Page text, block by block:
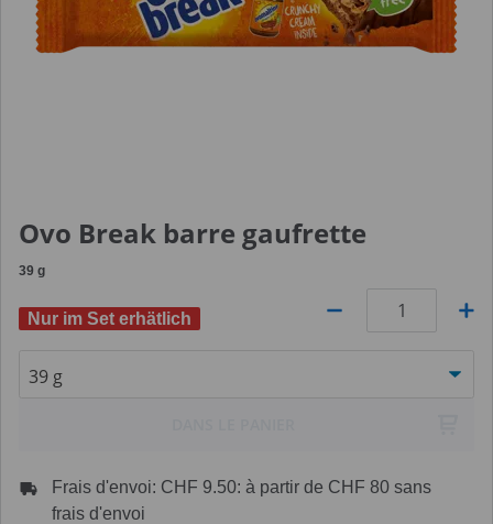
Ovo Break barre gaufrette
39 g
Nur im Set erhätlich
Frais d'envoi: CHF 9.50: à partir de CHF 80 sans
frais d'envoi